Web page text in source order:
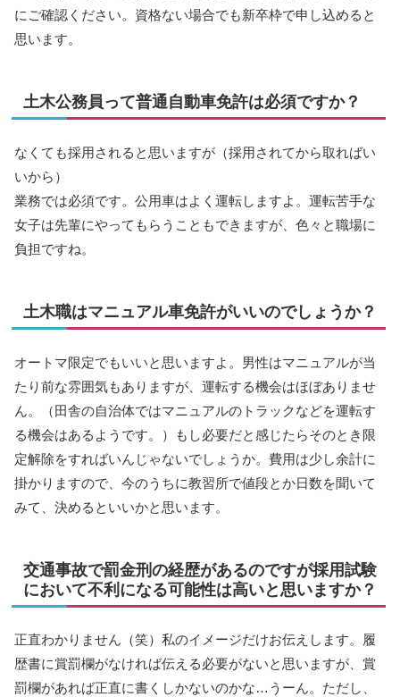
にご確認ください。資格ない場合でも新卒枠で申し込めると
思います。
土木公務員って普通自動車免許は必須ですか？
なくても採用されると思いますが（採用されてから取ればい
いから）
業務では必須です。公用車はよく運転しますよ。運転苦手な
女子は先輩にやってもらうこともできますが、色々と職場に
負担ですね。
土木職はマニュアル車免許がいいのでしょうか？
オートマ限定でもいいと思いますよ。男性はマニュアルが当
たり前な雰囲気もありますが、運転する機会はほぼありませ
ん。（田舎の自治体ではマニュアルのトラックなどを運転す
る機会はあるようです。）もし必要だと感じたらそのとき限
定解除をすればいんじゃないでしょうか。費用は少し余計に
掛かりますので、今のうちに教習所で値段とか日数を聞いて
みて、決めるといいかと思います。
交通事故で罰金刑の経歴があるのですが採用試験
において不利になる可能性は高いと思いますか？
正直わかりません（笑）私のイメージだけお伝えします。履
歴書に賞罰欄がなければ伝える必要がないと思いますが、賞
罰欄があれば正直に書くしかないのかな…うーん。ただし、